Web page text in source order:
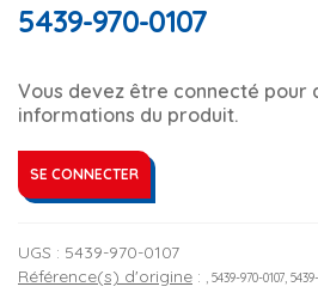
5439-970-0107
Vous devez être connecté pour
informations du produit.
SE CONNECTER
UGS : 5439-970-0107
Référence(s) d'origine : , 5439-970-0107,